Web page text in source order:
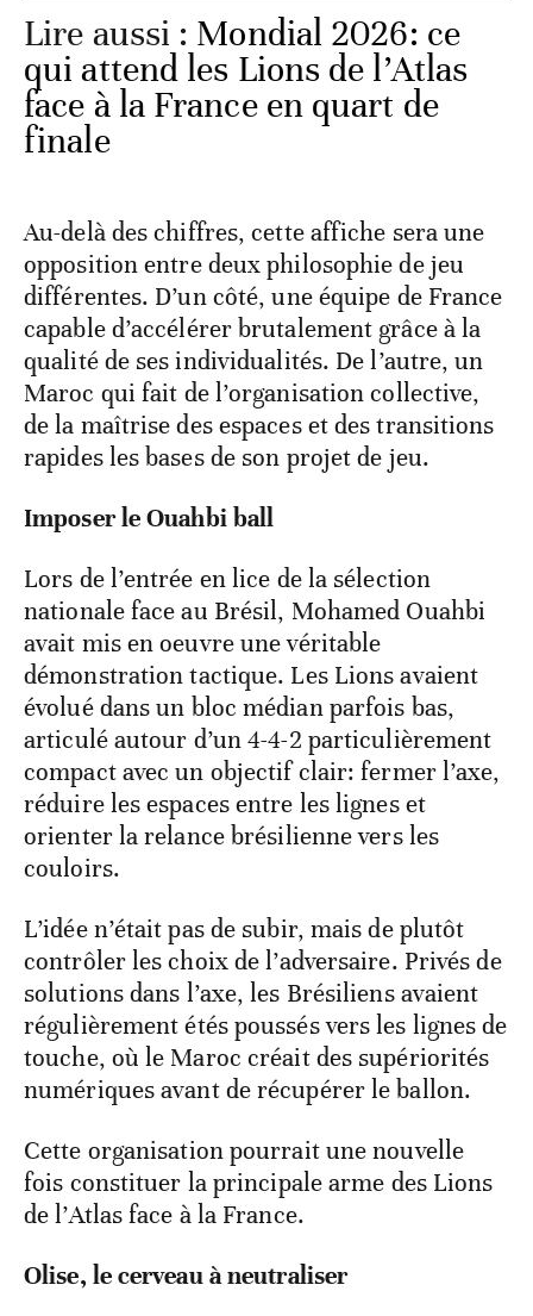
Lire aussi : Mondial 2026: ce
qui attend les Lions de l’Atlas
face à la France en quart de
finale
Au-delà des chiffres, cette affiche sera une
opposition entre deux philosophie de jeu
différentes. D’un côté, une équipe de France
capable d’accélérer brutalement grâce à la
qualité de ses individualités. De l’autre, un
Maroc qui fait de l’organisation collective,
de la maîtrise des espaces et des transitions
rapides les bases de son projet de jeu.
Imposer le Ouahbi ball
Lors de l’entrée en lice de la sélection
nationale face au Brésil, Mohamed Ouahbi
avait mis en oeuvre une véritable
démonstration tactique. Les Lions avaient
évolué dans un bloc médian parfois bas,
articulé autour d’un 4-4-2 particulièrement
compact avec un objectif clair: fermer l’axe,
réduire les espaces entre les lignes et
orienter la relance brésilienne vers les
couloirs.
L’idée n’était pas de subir, mais de plutôt
contrôler les choix de l’adversaire. Privés de
solutions dans l’axe, les Brésiliens avaient
régulièrement étés poussés vers les lignes de
touche, où le Maroc créait des supériorités
numériques avant de récupérer le ballon.
Cette organisation pourrait une nouvelle
fois constituer la principale arme des Lions
de l’Atlas face à la France.
Olise, le cerveau à neutraliser